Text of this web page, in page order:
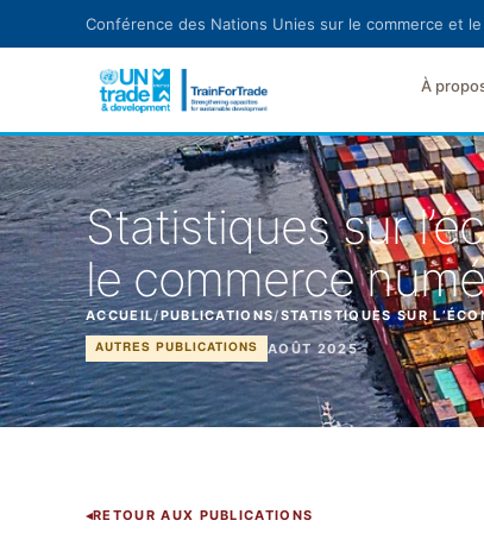
Aller au contenu principal
Conférence des Nations Unies sur le commerce et
À
Statistiques sur
le commerce
ACCUEIL/PUBLICATIONS/STATISTIQUES SUR
AUTRES PUBLICATIONS AOÛT 2025
RETOUR AUX PUBLICATIONS